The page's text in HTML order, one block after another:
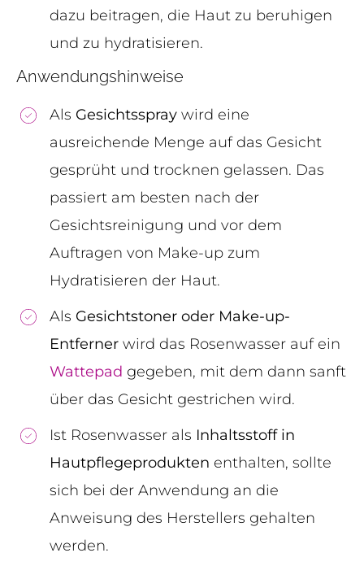
dazu beitragen, die Haut zu beruhigen
und zu hydratisieren.
Anwendungshinweise
Als Gesichtsspray wird eine
ausreichende Menge auf das Gesicht
gesprüht und trocknen gelassen. Das
passiert am besten nach der
Gesichtsreinigung und vor dem
Auftragen von Make-up zum
Hydratisieren der Haut.
Als Gesichtstoner oder Make-up-
Entferner wird das Rosenwasser auf ein
Wattepad gegeben, mit dem dann sanft
über das Gesicht gestrichen wird.
Ist Rosenwasser als Inhaltsstoff in
Hautpflegeprodukten enthalten, sollte
sich bei der Anwendung an die
Anweisung des Herstellers gehalten
werden.